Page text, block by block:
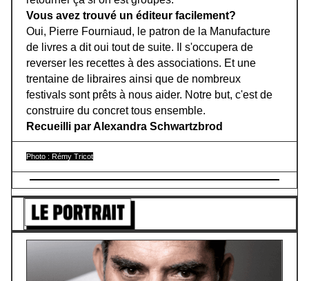
Vous avez trouvé un éditeur facilement?
Oui, Pierre Fourniaud, le patron de la Manufacture
de livres a dit oui tout de suite. Il s'occupera de
reverser les recettes à des associations. Et une
trentaine de libraires ainsi que de nombreux
festivals sont prêts à nous aider. Notre but, c'est de
construire du concret tous ensemble.
Recueilli par Alexandra Schwartzbrod
Photo : Rémy Tricot